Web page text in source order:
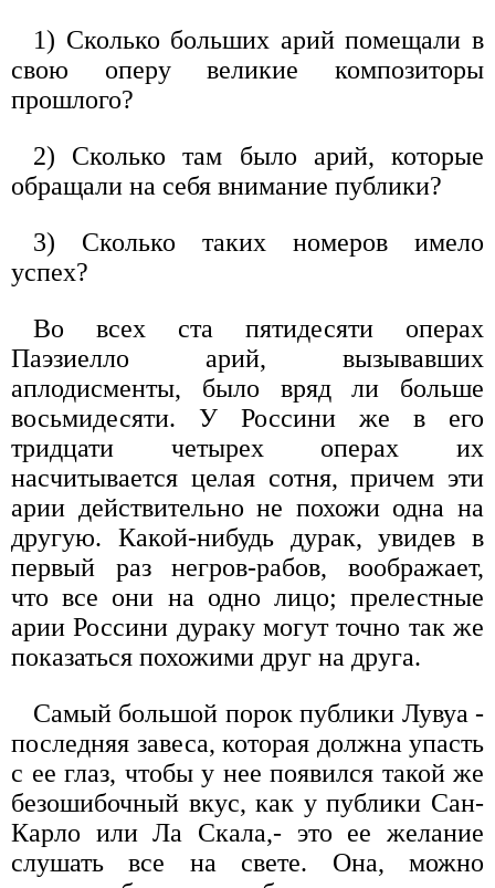
1) Сколько больших арий помещали в
свою оперу великие композиторы
прошлого?
2) Сколько там было арий, которые
обращали на себя внимание публики?
3) Сколько таких номеров имело
успех?
Во всех ста пятидесяти операх
Паэзиелло арий, вызывавших
аплодисменты, было вряд ли больше
восьмидесяти. У Россини же в его
тридцати четырех операх их
насчитывается целая сотня, причем эти
арии действительно не похожи одна на
другую. Какой-нибудь дурак, увидев в
первый раз негров-рабов, воображает,
что все они на одно лицо; прелестные
арии Россини дураку могут точно так же
показаться похожими друг на друга.
Самый большой порок публики Лувуа -
последняя завеса, которая должна упасть
с ее глаз, чтобы у нее появился такой же
безошибочный вкус, как у публики Сан-
Карло или Ла Скала,- это ее желание
слушать все на свете. Она, можно